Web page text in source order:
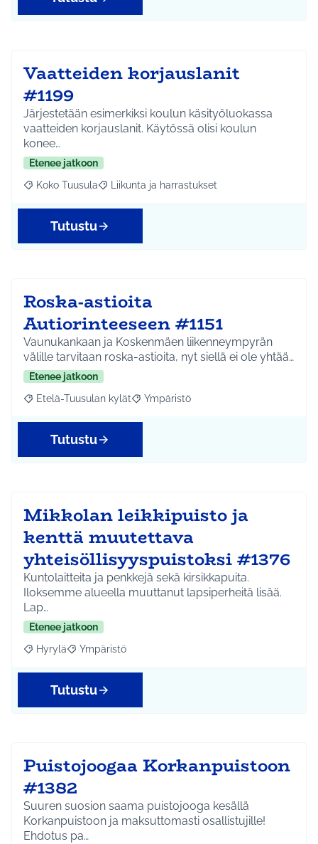
Vaatteiden korjauslanit
#1199
Järjestetään esimerkiksi koulun käsityöluokassa
vaatteiden korjauslanit. Käytössä olisi koulun
konee…
Etenee jatkoon
Rajaa tulokset aihepiirin mukaan: Koko Tuusula
Koko Tuusula Rajaa tulokset teeman mukaan: Liikunta ja
Liikunta ja harrastukset
Tutustu
Roska-astioita
Autiorinteeseen #1151
Vaunukankaan ja Koskenmäen liikenneympyrän
välille tarvitaan roska-astioita, nyt siellä ei ole yhtää…
Etenee jatkoon
Rajaa tulokset aihepiirin mukaan: Etelä-Tuusulan kylät
Etelä-Tuusulan kylät Rajaa tulokset teeman mukaan:
Ympäristö
Tutustu
Mikkolan leikkipuisto ja
kenttä muutettava
yhteisöllisyyspuistoksi #1376
Kuntolaitteita ja penkkejä sekä kirsikkapuita.
Iloksemme alueella muuttanut lapsiperheitä lisää.
Lap…
Etenee jatkoon
Rajaa tulokset aihepiirin mukaan: Hyrylä
Hyrylä Rajaa tulokset teeman mukaan: Ympäristö
Ympäristö
Tutustu
Puistojoogaa Korkanpuistoon
#1382
Suuren suosion saama puistojooga kesällä
Korkanpuistoon ja maksuttomasti osallistujille!
Ehdotus pa…